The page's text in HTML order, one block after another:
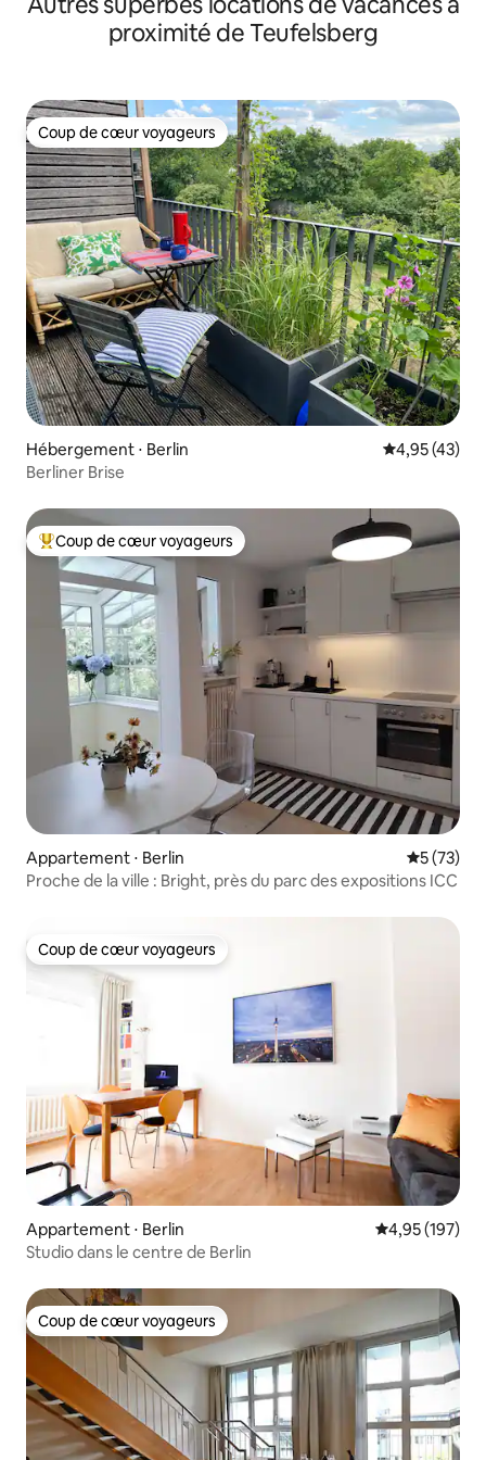
proximité de Teufelsberg
Coup de cœur voyageurs
Coup de cœur voyageurs
Hébergement ⋅ Berlin Évaluation
4,95 (43)
Berliner Brise
Coups de cœur voyageurs les plus appréciés
Coup de cœur voyageurs
Appartement ⋅ Berlin
5 (73)
Proche de la ville : Bright, près du parc des expositions ICC
Coup de cœur voyageurs
Coup de cœur voyageurs
Appartement ⋅ Berlin Évaluation
4,95 (197)
Studio dans le centre de Berlin
Coup de cœur voyageurs
Coup de cœur voyageurs